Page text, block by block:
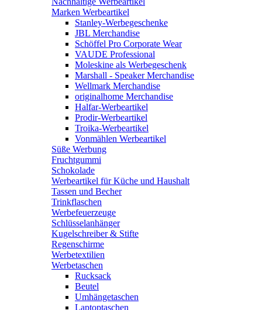
Marken Werbeartikel
Stanley-Werbegeschenke
JBL Merchandise
Schöffel Pro Corporate Wear
VAUDE Professional
Moleskine als Werbegeschenk
Marshall - Speaker Merchandise
Wellmark Merchandise
originalhome Merchandise
Halfar-Werbeartikel
Prodir-Werbeartikel
Troika-Werbeartikel
Vonmählen Werbeartikel
Süße Werbung
Fruchtgummi
Schokolade
Werbeartikel für Küche und Haushalt
Tassen und Becher
Trinkflaschen
Werbefeuerzeuge
Schlüsselanhänger
Kugelschreiber & Stifte
Regenschirme
Werbetextilien
Werbetaschen
Rucksack
Beutel
Umhängetaschen
Laptoptaschen